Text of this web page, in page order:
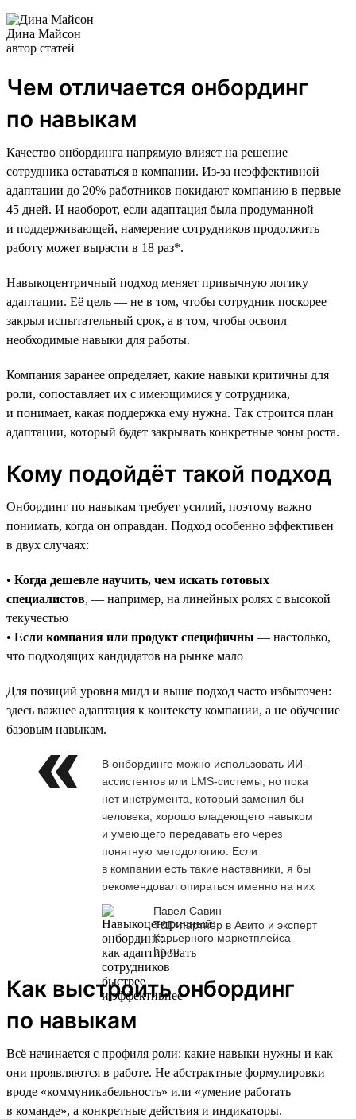
Дина Майсон
автор статей
Чем отличается онбординг
по навыкам
Качество онбординга напрямую влияет на решение
сотрудника оставаться в компании. Из-за неэффективной
адаптации до 20% работников покидают компанию в первые
45 дней. И наоборот, если адаптация была продуманной
и поддерживающей, намерение сотрудников продолжить
работу может вырасти в 18 раз*.
Навыкоцентричный подход меняет привычную логику
адаптации. Её цель — не в том, чтобы сотрудник поскорее
закрыл испытательный срок, а в том, чтобы освоил
необходимые навыки для работы.
Компания заранее определяет, какие навыки критичны для
роли, сопоставляет их с имеющимися у сотрудника,
и понимает, какая поддержка ему нужна. Так строится план
адаптации, который будет закрывать конкретные зоны роста.
Кому подойдёт такой подход
Онбординг по навыкам требует усилий, поэтому важно
понимать, когда он оправдан. Подход особенно эффективен
в двух случаях:
• Когда дешевле научить, чем искать готовых
специалистов, — например, на линейных ролях с высокой
текучестью
• Если компания или продукт специфичны — настолько,
что подходящих кандидатов на рынке мало
Для позиций уровня мидл и выше подход часто избыточен:
здесь важнее адаптация к контексту компании, а не обучение
базовым навыкам.
В онбординге можно использовать ИИ-
ассистентов или LMS-системы, но пока
нет инструмента, который заменил бы
человека, хорошо владеющего навыком
и умеющего передавать его через
понятную методологию. Если
в компании есть такие наставники, я бы
рекомендовал опираться именно на них
Павел Савин
T&D-партнёр в Авито и эксперт
Карьерного маркетплейса
hh.ru
Как выстроить онбординг
по навыкам
Всё начинается с профиля роли: какие навыки нужны и как
они проявляются в работе. Не абстрактные формулировки
вроде «коммуникабельность» или «умение работать
в команде», а конкретные действия и индикаторы.